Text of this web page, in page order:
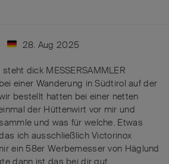
28. Aug 2025
dick MESSERSAMMLER
einer Wanderung in Südtirol auf der
bestellt hatten bei einer netten
der Hüttenwirt vor mir und
und was für welche. Etwas
ich ausschließlich Victorinox
ein 58er Werbemesser von Häglund
dann ist das bei dir gut